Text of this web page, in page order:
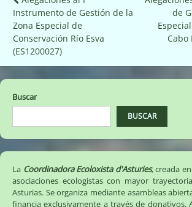
de
entradas
Instrumento de Gestión de la
Zona Especial de
Conservación Río Esva
(ES1200027)
de
Cabo
Buscar
BUSCAR
La Coordinadora Ecoloxista d'Asturies, creada
asociaciones ecologistas con mayor
Asturias. Se organiza mediante asambleas
financia exclusivamente a través de donativos.